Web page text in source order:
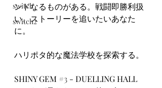
switch
switch2
ンドなるものがある。戦闘即勝利扱
い、ストーリーを追いたいあなた
に。
ハリポタ的な魔法学校を探索する。
SHINY GEM #3 - DUELLING HALL